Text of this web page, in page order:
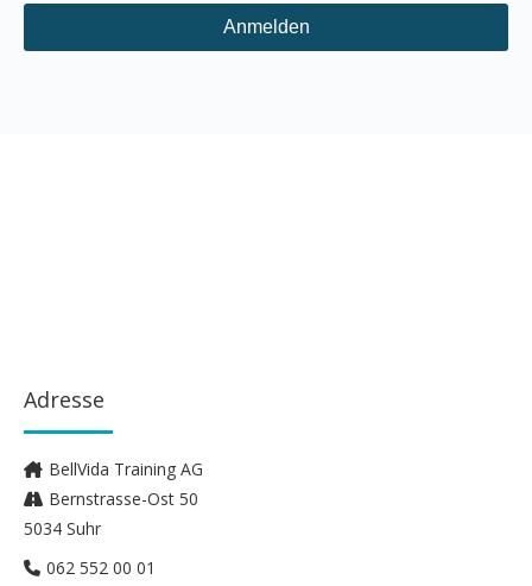
Anmelden
Adresse
BellVida Training AG
Bernstrasse-Ost 50
5034 Suhr
062 552 00 01